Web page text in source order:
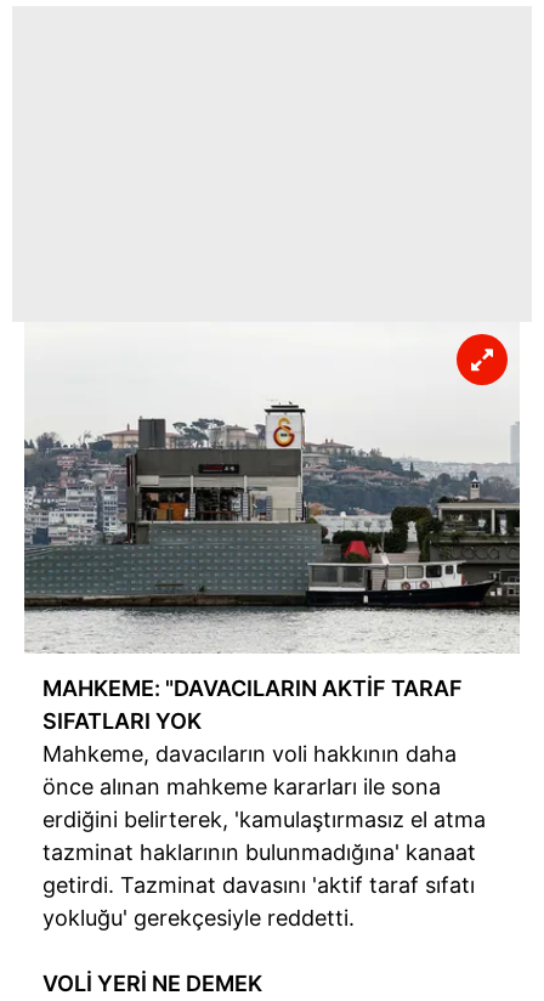
MAHKEME: "DAVACILARIN AKTİF TARAF
SIFATLARI YOK
Mahkeme, davacıların voli hakkının daha
önce alınan mahkeme kararları ile sona
erdiğini belirterek, 'kamulaştırmasız el atma
tazminat haklarının bulunmadığına' kanaat
getirdi. Tazminat davasını 'aktif taraf sıfatı
yokluğu' gerekçesiyle reddetti.
VOLİ YERİ NE DEMEK